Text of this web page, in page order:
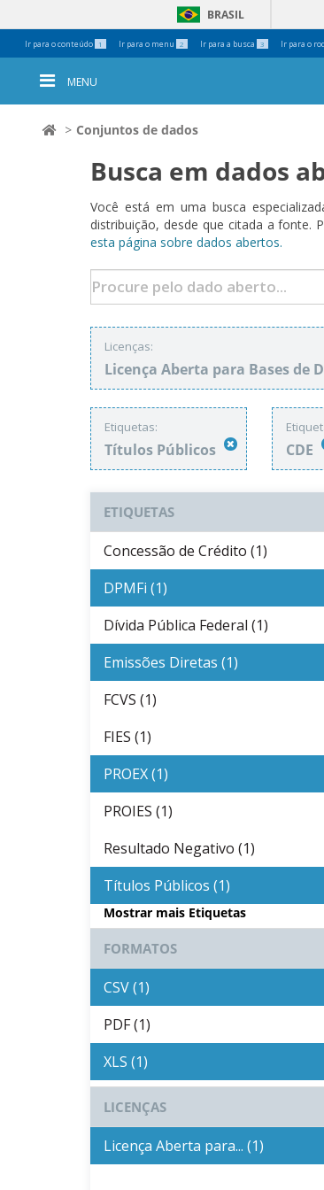
Ir para o conteúdo 1 Ir para o menu 2 Ir para a busca 3 Ir para o
BRASIL
Pessoais
MENU
Conjuntos de dados
Busca em dados
Você está em uma busca
distribuição, desde que citada a fonte.
esta página sobre dados abertos.
Licenças:
Licença Aberta para Bases de
Etiquetas:
Títulos Públicos CDE
ETIQUETAS
Concessão de Crédito (1)
DPMFi (1)
Dívida Pública Federal (1)
Emissões Diretas (1)
FCVS (1)
FIES (1)
PROEX (1)
PROIES (1)
Resultado Negativo (1)
Títulos Públicos (1)
Mostrar mais Etiquetas
FORMATOS
CSV (1)
PDF (1)
XLS (1)
LICENÇAS
Licença Aberta para... (1)